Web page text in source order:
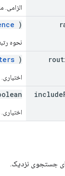
الزامی.
)
نحوه
)
include
جستجوی نزدیک.